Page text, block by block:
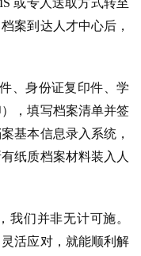
或专人送取方式转至
案到达人才中心后，
、身份证复印件、学
，填写档案清单并签
基本信息录入系统，
纸质档案材料装入人
我们并非无计可施。
活应对，就能顺利解